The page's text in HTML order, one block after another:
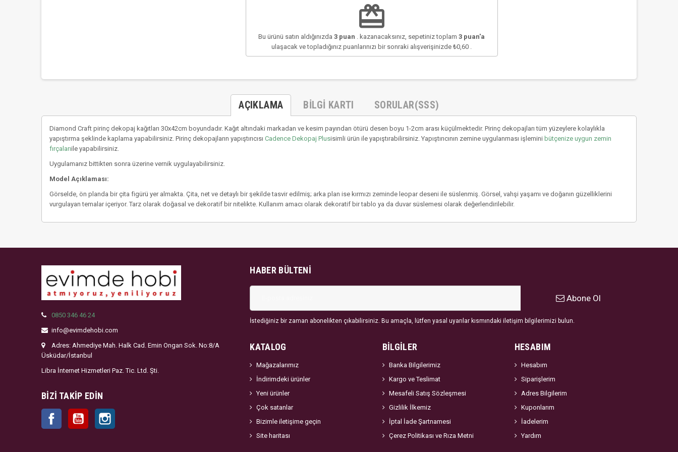
redeem
Bu ürünü satın aldığınızda3 puan . kazanacaksınız, sepetiniz toplam3 puan'a
ulaşacak ve topladığınız puanlarınızı bir sonraki alışverişinizde₺0,60
AÇIKLAMA BILGI KARTI SORULAR(SSS)
Diamond Craft pirinç dekopaj kağıtları 30x42cm boyundadır. Kağıt altındaki markadan ve kesim payından ötürü desen boyu 1-2cm arası küçülmektedir. Pirinç dekopajları tüm yüzeylere kolaylıkla
yapıştırma şeklinde kaplama yapabilirsiniz. Pirinç dekopajların yapıştırıcısı Cadence Dekopaj Plusisimli ürün ile yapıştırabilirsiniz. Yapıştırıcının zemine uygulanması işlemini bütçenize uygun zemin
fırçalarıile yapabilirsiniz.
Uygulamanız bittikten sonra üzerine vernik uygulayabilirsiniz.
Model Açıklaması:
Görselde, ön planda bir çita figürü yer almakta. Çita, net ve detaylı bir şekilde tasvir edilmiş; arka plan ise kırmızı zeminde leopar deseni ile süslenmiş. Görsel, vahşi yaşamı ve doğanın güzelliklerini
vurgulayan temalar içeriyor. Tarz olarak doğasal ve dekoratif bir nitelikte. Kullanım amacı olarak dekoratif bir tablo ya da duvar süslemesi olarak değerlendirilebilir.
0850 346 46 24
info@evimdehobi.com
Adres: Ahmediye Mah. Halk Cad. Emin Ongan Sok. No:8/A
Üsküdar/İstanbul
Libra İnternet Hizmetleri Paz. Tic. Ltd. Şti.
BIZI TAKIP EDIN
Facebook YouTube
HABER BÜLTENI
Abone Ol
İstediğiniz bir zaman abonelikten çıkabilirsiniz. Bu amaçla, lütfen yasal uyarılar kısmındaki iletişim bilgilerimizi bulun.
KATALOG
Mağazalarımız
İndirimdeki ürünler
Yeni ürünler
Çok satanlar
Bizimle iletişime geçin
Site haritası
BİLGİLER
Banka Bilgilerimiz
Kargo ve Teslimat
Mesafeli Satış Sözleşmesi
Gizlilik İlkemiz
İptal İade Şartnamesi
Çerez Politikası ve Rıza Metni
HESABIM
Hesabım
Siparişlerim
Adres Bilgilerim
Kuponlarım
İadelerim
Yardım